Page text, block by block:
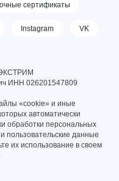
сертификаты
Instagram VK
ИНН 026201547809
«cookie» и иные
автоматически
обработки персональных
пользовательские данные
их использование в своем